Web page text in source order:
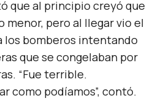
que al principio creyó que
menor, pero al llegar vio el
los bomberos intentando
que se congelaban por
“Fue terrible.
como podíamos”, contó.